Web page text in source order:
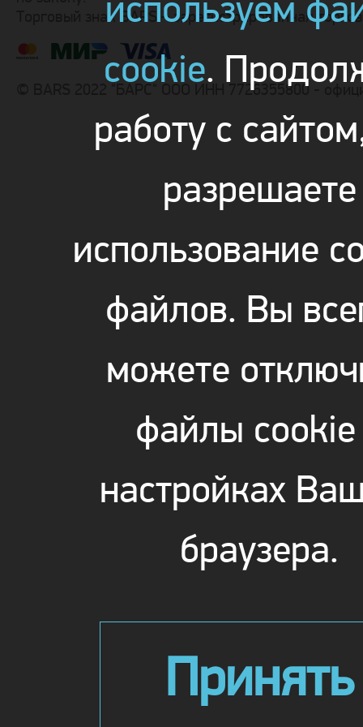
Торговый знак BARS – зарегистрированная
© BARS 2022 "БАРС" ООО ИНН 7726355800 -
cookie.
работу с
разрешаете
использование
файлов. Вы
можете
файлы cookie
настройках
браузера.
Принять